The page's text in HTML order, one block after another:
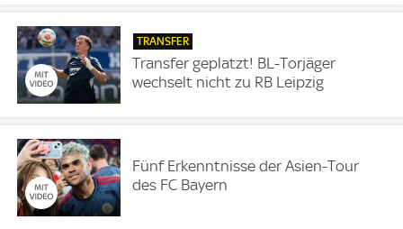
TRANSFER
Transfer geplatzt! BL-Torjäger
wechselt nicht zu RB Leipzig
Fünf Erkenntnisse der Asien-Tour
des FC Bayern